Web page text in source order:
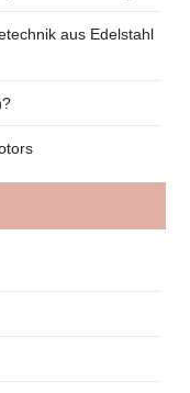
aus Edelstahl